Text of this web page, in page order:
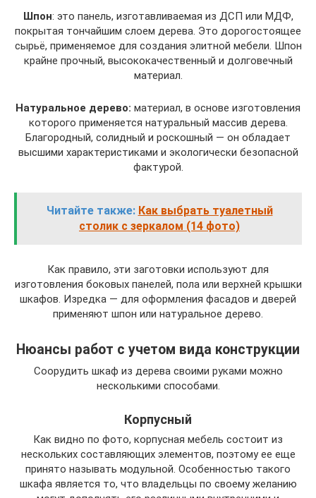
Шпон: это панель, изготавливаемая из ДСП или МДФ,
покрытая тончайшим слоем дерева. Это дорогостоящее
сырьё, применяемое для создания элитной мебели. Шпон
крайне прочный, высококачественный и долговечный
материал.
Натуральное дерево: материал, в основе изготовления
которого применяется натуральный массив дерева.
Благородный, солидный и роскошный — он обладает
высшими характеристиками и экологически безопасной
фактурой.
Читайте также: Как выбрать туалетный
столик с зеркалом (14 фото)
Как правило, эти заготовки используют для
изготовления боковых панелей, пола или верхней крышки
шкафов. Изредка — для оформления фасадов и дверей
применяют шпон или натуральное дерево.
Нюансы работ с учетом вида конструкции
Соорудить шкаф из дерева своими руками можно
несколькими способами.
Корпусный
Как видно по фото, корпусная мебель состоит из
нескольких составляющих элементов, поэтому ее еще
принято называть модульной. Особенностью такого
шкафа является то, что владельцы по своему желанию